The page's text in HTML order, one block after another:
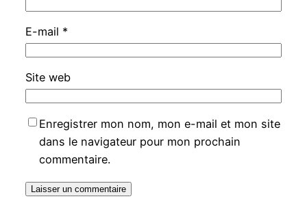
E-mail *
Site web
Enregistrer mon nom, mon e-mail et mon site
dans le navigateur pour mon prochain
commentaire.